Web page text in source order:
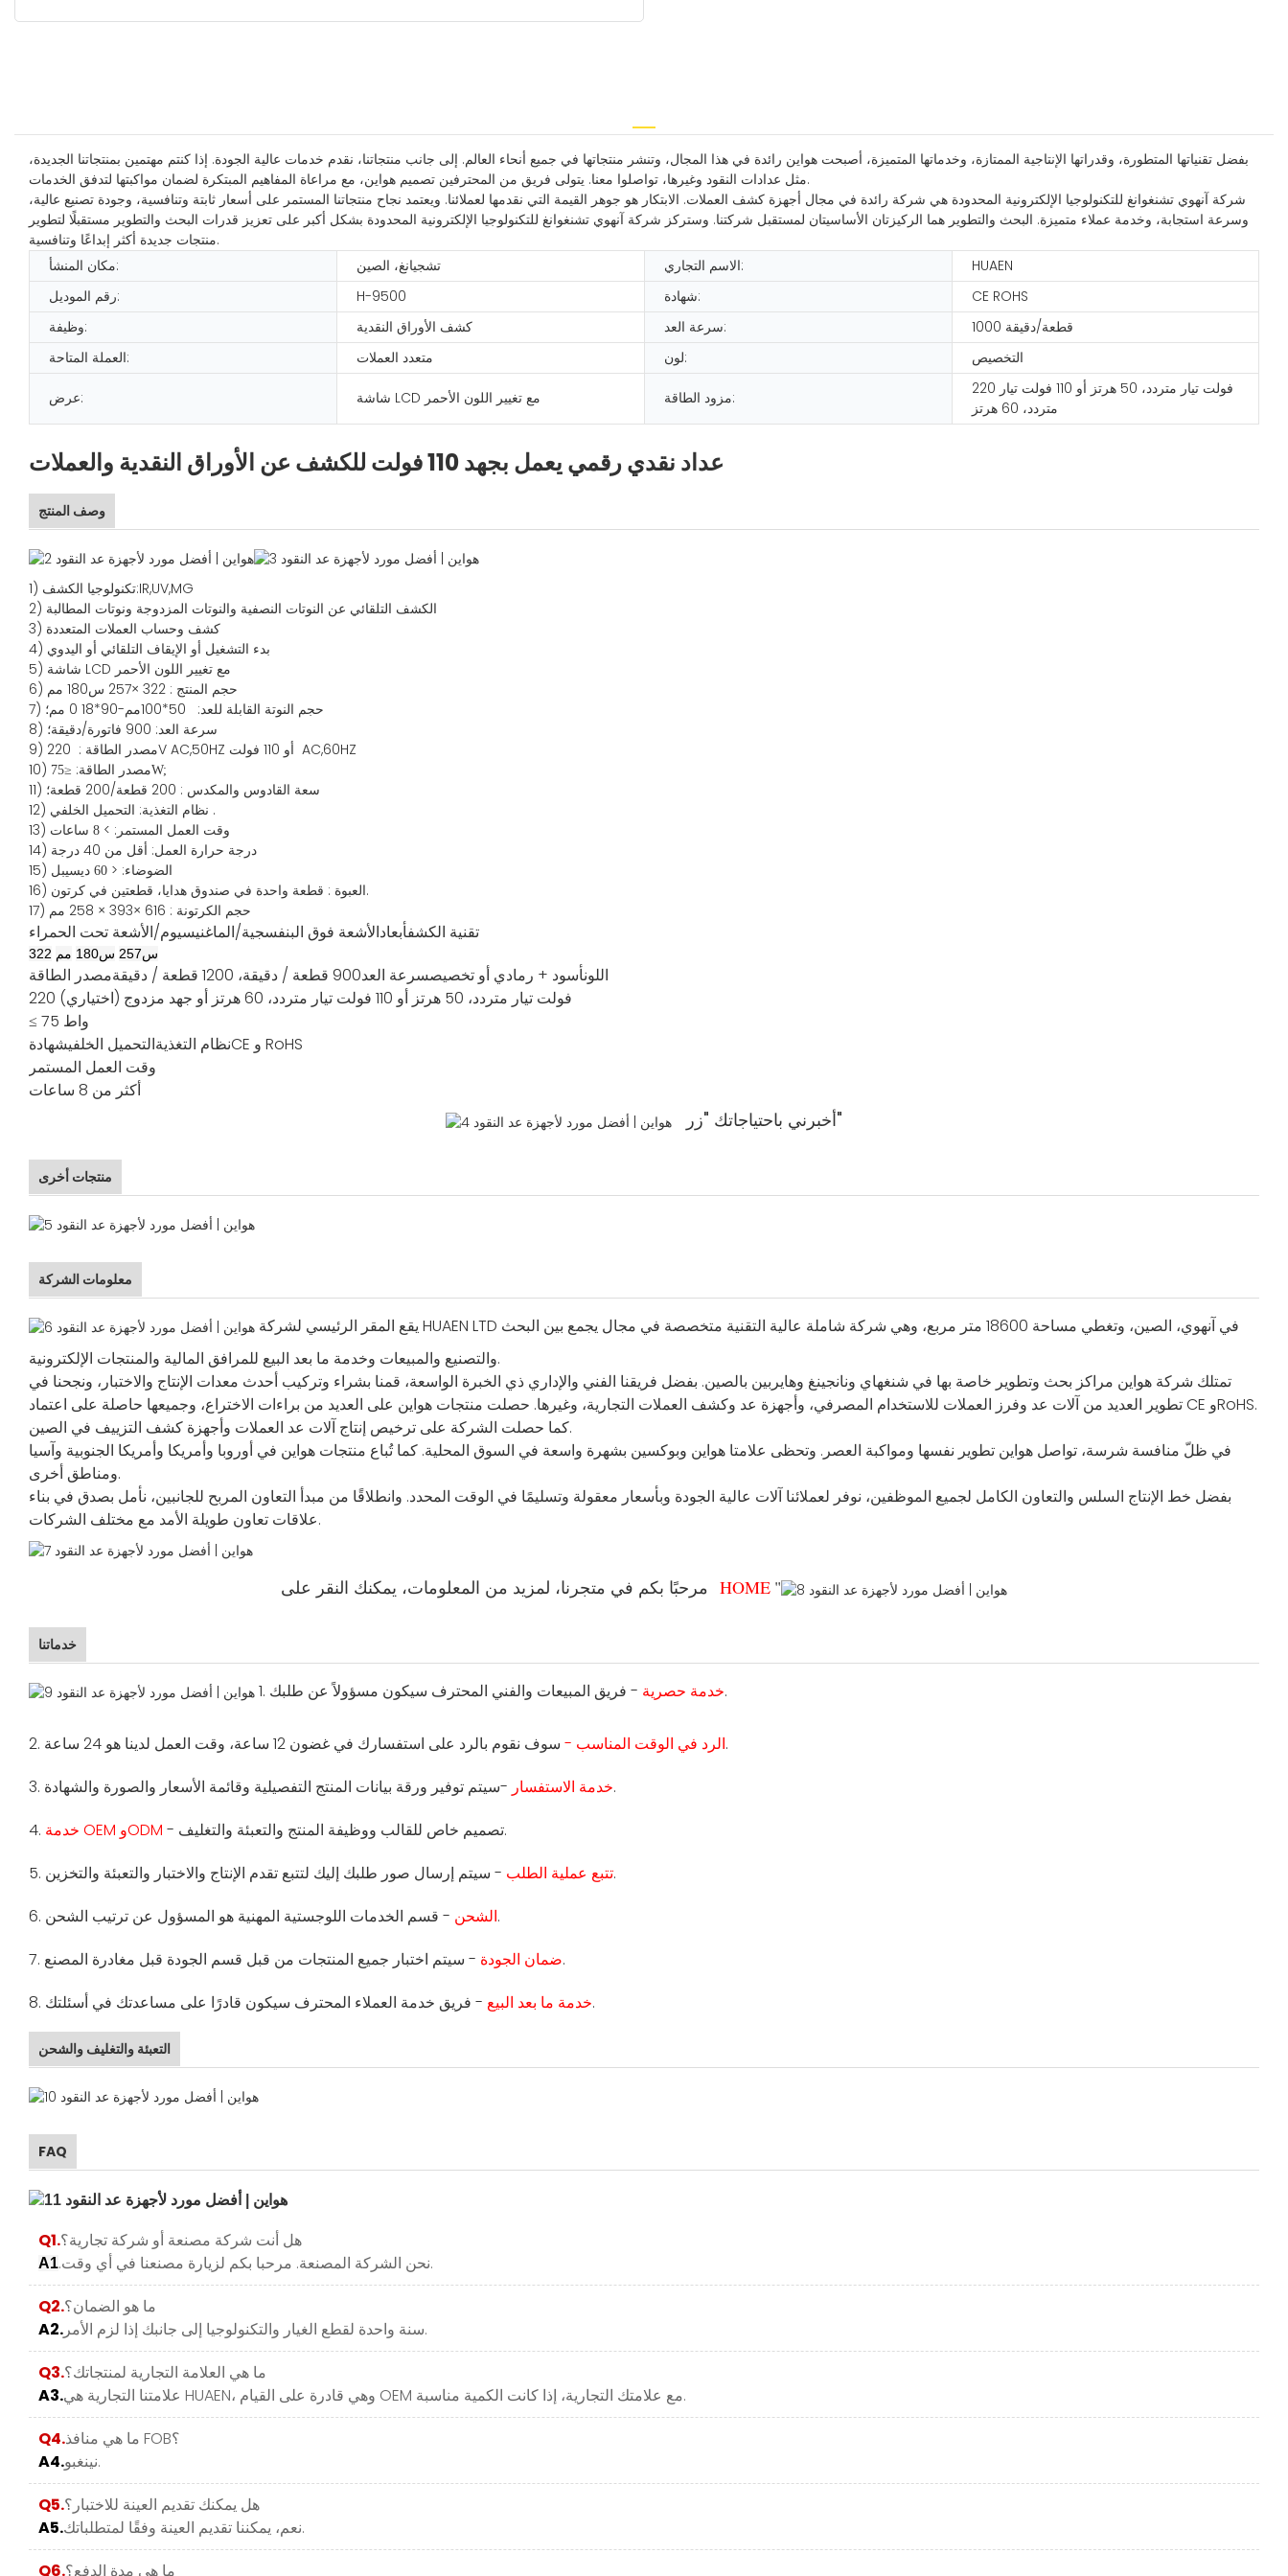
بفضل تقنياتها المتطورة، وقدراتها الإنتاجية الممتازة، وخدماتها المتميزة، أصبحت هواين رائدة في هذا المجال، وتنشر منتجاتها في جميع أنحاء العالم. إلى جانب منتجاتنا، نقدم خدمات عالية الجودة. إذا كنتم مهتمين بمنتجاتنا الجديدة،
مثل عدادات النقود وغيرها، تواصلوا معنا. يتولى فريق من المحترفين تصميم هواين، مع مراعاة المفاهيم المبتكرة لضمان مواكبتها لتدفق الخدمات.
شركة آنهوي تشنغوانغ للتكنولوجيا الإلكترونية المحدودة هي شركة رائدة في مجال أجهزة كشف العملات. الابتكار هو جوهر القيمة التي نقدمها لعملائنا. ويعتمد نجاح منتجاتنا المستمر على أسعار ثابتة وتنافسية، وجودة تصنيع عالية،
وسرعة استجابة، وخدمة عملاء متميزة. البحث والتطوير هما الركيزتان الأساسيتان لمستقبل شركتنا. وستركز شركة آنهوي تشنغوانغ للتكنولوجيا الإلكترونية المحدودة بشكل أكبر على تعزيز قدرات البحث والتطوير مستقبلًا لتطوير
منتجات جديدة أكثر إبداعًا وتنافسية.
مكان المنشأ:
تشجيانغ، الصين الاسم التجاري:
HUAEN
رقم الموديل:
H-9500 شهادة:
CE ROHS
وظيفة:
كشف الأوراق النقدية سرعة العد:
1000 قطعة/دقيقة
العملة المتاحة:
متعدد العملات لون: التخصيص
عرض: شاشة LCD مع تغيير اللون الأحمر مزود الطاقة:
220 فولت تيار متردد، 50 هرتز أو 110 فولت تيار
متردد، 60 هرتز
عداد نقدي رقمي يعمل بجهد 110 فولت للكشف عن الأوراق النقدية والعملات
وصف المنتج
1) تكنولوجيا الكشف:IR,UV,MG
2) الكشف التلقائي عن النوتات النصفية والنوتات المزدوجة ونوتات المطالبة
3) كشف وحساب العملات المتعددة
4) بدء التشغيل أو الإيقاف التلقائي أو اليدوي
5) شاشة LCD مع تغيير اللون الأحمر
6) حجم المنتج :
322
×
257 س180 مم
7)
حجم النوتة القابلة للعد: 50*100مم-90*18 0 مم؛
8)
سرعة العد: 900
فاتورة/دقيقة؛
9)
مصدر الطاقة : 220V AC,50HZ أو 110 فولت
AC,60HZ
10) مصدر الطاقة: ≤ 75W;
11) سعة القادوس والمكدس :
200 قطعة/200 قطعة؛
12)
نظام التغذية: التحميل الخلفي
.
13) وقت العمل المستمر: > 8 ساعات
14) درجة حرارة العمل: أقل من 40 درجة
15) الضوضاء: < 60 ديسيبل
16) العبوة :
قطعة واحدة في صندوق هدايا، قطعتين في كرتون.
17)
حجم الكرتونة :
616
×
393
× 2
58 مم
تقنية الكشفأبعادالأشعة فوق البنفسجية/الماغنيسيوم/الأشعة تحت الحمراء
322 س257 س180 مم
اللونأسود + رمادي أو تخصيصسرعة العد900 قطعة / دقيقة، 1200 قطعة / دقيقة
مصدر الطاقة
220 فولت تيار متردد، 50 هرتز أو 110 فولت تيار متردد، 60 هرتز أو جهد مزدوج (اختياري)
≤ 75 واط
نظام التغذيةالتحميل الخلفيشهادة
CE و RoHS
وقت العمل المستمر
أكثر من 8 ساعات
أخبرني باحتياجاتك"زر"
منتجات أخرى
معلومات الشركة
يقع المقر الرئيسي لشركة HUAEN LTD في آنهوي، الصين، وتغطي مساحة 18600 متر مربع، وهي شركة شاملة عالية التقنية متخصصة في مجال يجمع بين البحث
والتصنيع والمبيعات وخدمة ما بعد البيع للمرافق المالية والمنتجات الإلكترونية.
تمتلك شركة هواين مراكز بحث وتطوير خاصة بها في شنغهاي ونانجينغ وهايربين بالصين. بفضل فريقنا الفني والإداري ذي الخبرة الواسعة، قمنا بشراء وتركيب أحدث معدات الإنتاج والاختبار، ونجحنا في
تطوير العديد من آلات عد وفرز العملات للاستخدام المصرفي، وأجهزة عد وكشف العملات التجارية، وغيرها. حصلت منتجات هواين على العديد من براءات الاختراع، وجميعها حاصلة على اعتماد CE وRoHS.
كما حصلت الشركة على ترخيص إنتاج آلات عد العملات وأجهزة كشف التزييف في الصين.
في ظلّ منافسة شرسة، تواصل هواين تطوير نفسها ومواكبة العصر. وتحظى علامتا هواين وبوكسين بشهرة واسعة في السوق المحلية. كما تُباع منتجات هواين في أوروبا وأمريكا وأمريكا الجنوبية وآسيا
ومناطق أخرى.
بفضل خط الإنتاج السلس والتعاون الكامل لجميع الموظفين، نوفر لعملائنا آلات عالية الجودة وبأسعار معقولة وتسليمًا في الوقت المحدد. وانطلاقًا من مبدأ التعاون المربح للجانبين، نأمل بصدق في بناء
علاقات تعاون طويلة الأمد مع مختلف الشركات.
HOME "
خدماتنا
1. خدمة حصرية- فريق المبيعات والفني المحترف سيكون مسؤولاً عن طلبك.
2. الرد في الوقت المناسب -سوف نقوم بالرد على استفسارك في غضون 12 ساعة، وقت العمل لدينا هو 24 ساعة.
3.
خدمة الاستفسار-سيتم توفير ورقة بيانات المنتج التفصيلية وقائمة الأسعار والصورة والشهادة.
4.
خدمة OEM وODM
- تصميم خاص للقالب ووظيفة المنتج والتعبئة والتغليف.
5.
تتبع عملية الطلب- سيتم إرسال صور طلبك إليك لتتبع تقدم الإنتاج والاختبار والتعبئة والتخزين.
6.
الشحن- قسم الخدمات اللوجستية المهنية هو المسؤول عن ترتيب الشحن.
7.
ضمان الجودة- سيتم اختبار جميع المنتجات من قبل قسم الجودة قبل مغادرة المصنع.
8.
خدمة ما بعد البيع- فريق خدمة العملاء المحترف سيكون قادرًا على مساعدتك في أسئلتك.
التعبئة والتغليف والشحن
FAQ
Q1.هل أنت شركة مصنعة أو شركة تجارية؟
A1
.نحن الشركة المصنعة. مرحبا بكم لزيارة مصنعنا في أي وقت.
Q2.ما هو الضمان؟
A2.
سنة واحدة لقطع الغيار والتكنولوجيا إلى جانبك إذا لزم الأمر.
Q3.ما هي العلامة التجارية لمنتجاتك؟
A3.
علامتنا التجارية هي HUAEN، وهي قادرة على القيام OEM مع علامتك التجارية، إذا كانت الكمية مناسبة.
Q4.
ما هي منافذ FOB؟
A4.
نينغبو.
Q5.هل يمكنك تقديم العينة للاختبار؟
A5.
نعم، يمكننا تقديم العينة وفقًا لمتطلباتك.
Q6.ما هي مدة الدفع؟